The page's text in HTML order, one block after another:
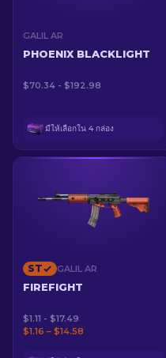
GALIL AR
PHOENIX BLACKLIGHT
$70.34 - $192.98
มีให้เลือกใน 4 กล่อง
ST GALIL AR
FIREFIGHT
$1.11 - $17.49
$1.16 – $14.58